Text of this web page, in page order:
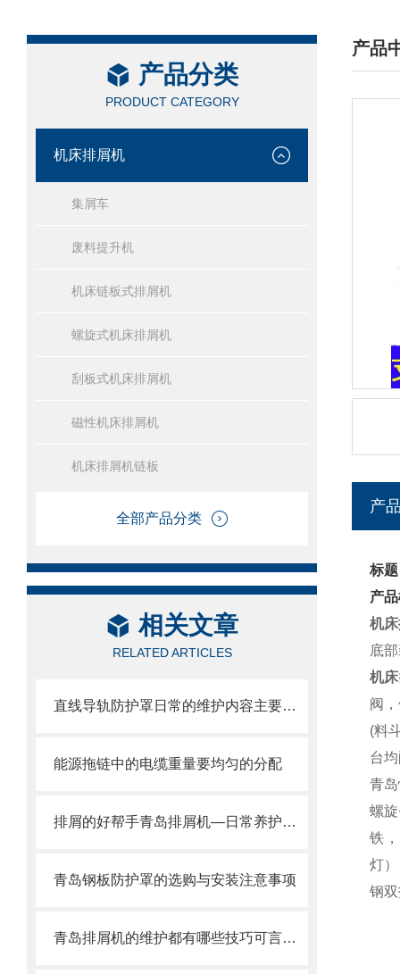
产品分类
PRODUCT CATEGORY
机床排屑机
集屑车
废料提升机
机床链板式排屑机
螺旋式机床排屑机
刮板式机床排屑机
磁性机床排屑机
机床排屑机链板
全部产品分类
相关文章
RELATED ARTICLES
直线导轨防护罩日常的维护内容主要包括哪些方面
能源拖链中的电缆重量要均匀的分配
排屑的好帮手青岛排屑机—日常养护方式
青岛钢板防护罩的选购与安装注意事项
青岛排屑机的维护都有哪些技巧可言，来看了
产品
/
产
标
产
机
底
机
阀
(料
台
青
螺
铁
灯
钢